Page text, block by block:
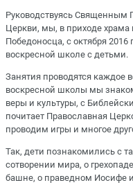
Руководствуясь Священным
Церкви, мы, в приходе храма
Победоносца, с октября
воскресной школе с детьми.
Занятия проводятся каждое
воскресной школы мы
веры и культуры, с
почитает Православная
проводим игры и многое
Так, дети познакомились с
сотворении мира, о
башне, о праведном Иосифе